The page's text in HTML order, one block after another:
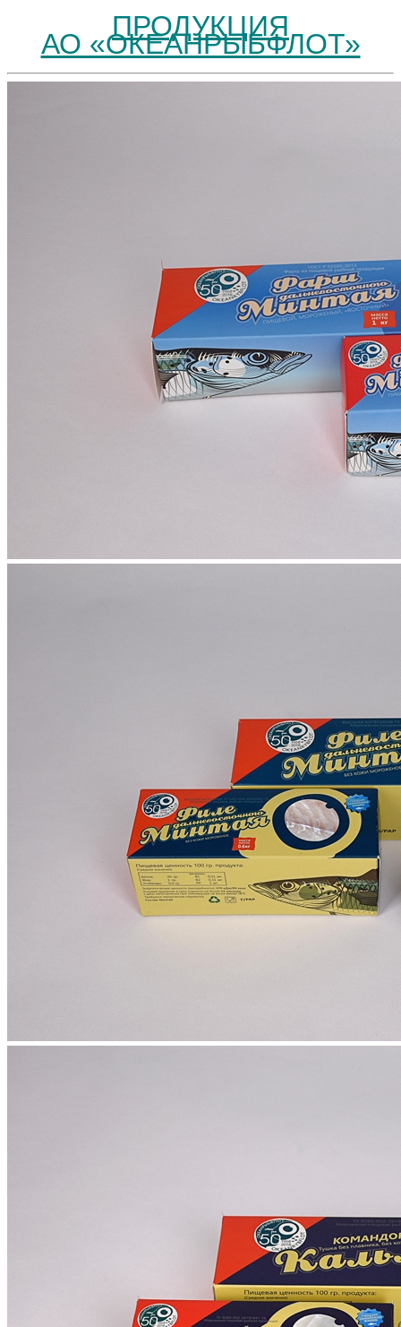
ПРОДУКЦИЯ
АО «ОКЕАНРЫБФЛОТ»